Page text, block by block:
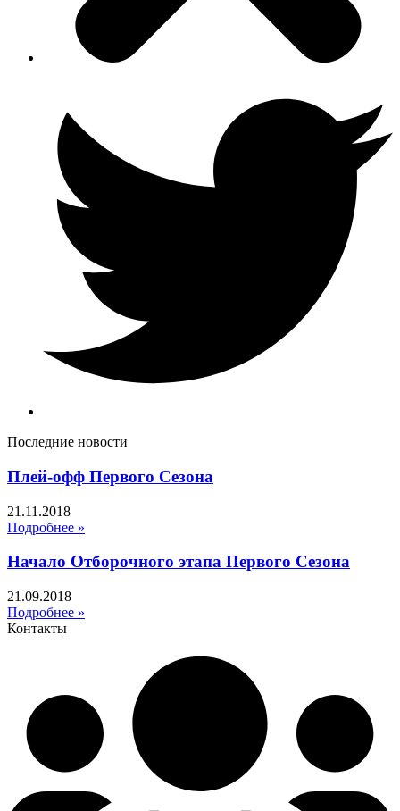
Последние новости
Плей-офф Первого Сезона
21.11.2018
Подробнее »
Начало Отборочного этапа Первого Сезона
21.09.2018
Подробнее »
Контакты